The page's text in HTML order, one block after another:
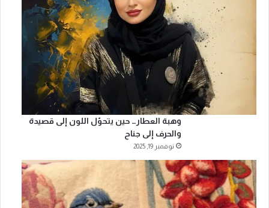
وهبة العطار… حين يتحوّل اللون إلى قصيدة
والحرف إلى جناح
نوفمبر 19, 2025